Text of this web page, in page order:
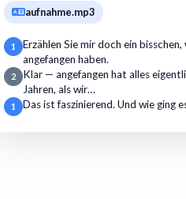
aufnahme.mp3
1
Erzählen Sie mir doch ein bisschen,
angefangen haben.
2
Klar — angefangen hat alles
Jahren, als wir…
1 Das ist faszinierend. Und wie ging